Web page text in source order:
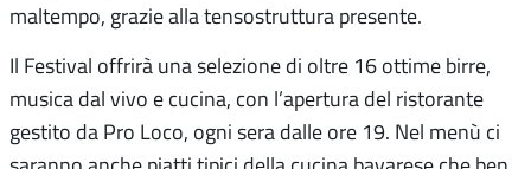
maltempo, grazie alla tensostruttura presente.
Il Festival offrirà una selezione di oltre 16 ottime birre,
musica dal vivo e cucina, con l’apertura del ristorante
gestito da Pro Loco, ogni sera dalle ore 19. Nel menù ci